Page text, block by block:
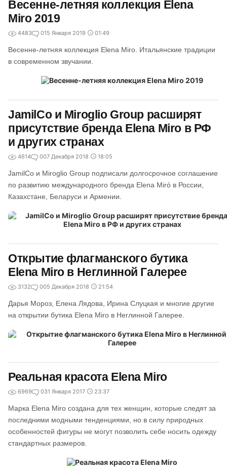
Весенне-летняя коллекция Elena
Miro 2019
4483 015 Января 2019 01:49
Весенне-летняя коллекция Elena Miro. Итальянские традиции
в современном звучании.
JamilСo и Miroglio Group расширят
присутствие бренда Elena Miro в РФ
и других странах
4614 007 Декабря 2018 18:05
JamilСo и Miroglio Group подписали долгосрочное соглашение
по развитию международного бренда Elena Mirò в России,
Казахстане, Беларуси и Армении.
Открытие флагманского бутика
Elena Miro в Неглинной Галерее
3132 005 Декабря 2018 21:54
Дарья Мороз, Елена Лядова, Ирина Слуцкая и многие другие
на открытии бутика Elena Miro в Неглинной Галерее.
Реальная красота Elena Miro
6969 031 Января 2017 23:37
Марка Elena Miro создана для тех женщин, которые следят за
последними модными тенденциями, но в силу природных
особенностей фигуры не могут позволить себе носить одежду
стандартных размеров.